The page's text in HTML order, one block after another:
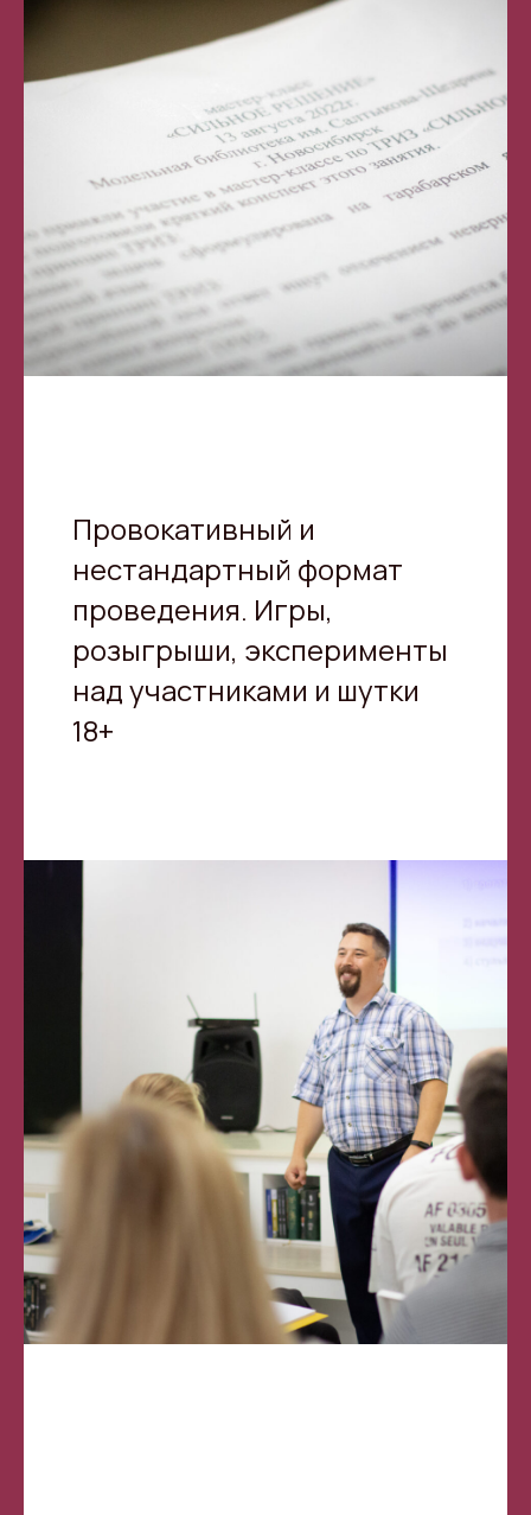
Провокативный и
нестандартный формат
проведения. Игры,
розыгрыши, эксперименты
над участниками и шутки
18+